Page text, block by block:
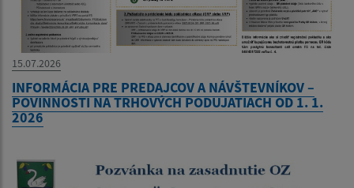
15.07.2026
INFORMÁCIA PRE PREDAJCOV A NÁVŠTEVNÍKOV –
POVINNOSTI NA TRHOVÝCH PODUJATIACH OD 1. 1.
2026